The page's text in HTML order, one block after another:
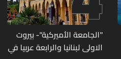
"الجامعة الأميركية"- بيروت
الاولى لبنانيا والرابعة عربيا في